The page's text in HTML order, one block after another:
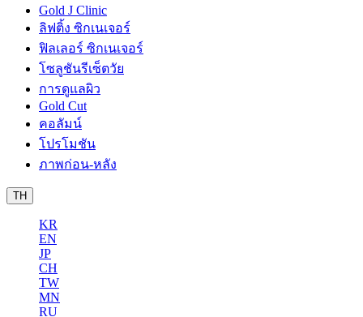
Gold J Clinic
ลิฟติ้ง ซิกเนเจอร์
ฟิลเลอร์ ซิกเนเจอร์
โซลูชันรีเซ็ตวัย
การดูแลผิว
Gold Cut
คอลัมน์
โปรโมชัน
ภาพก่อน-หลัง
TH
KR
EN
JP
CH
TW
MN
RU